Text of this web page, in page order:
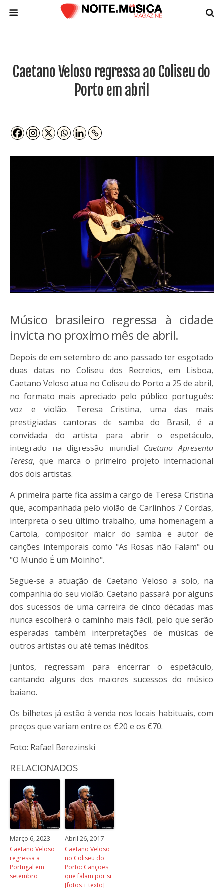
Caetano Veloso regressa ao Coliseu do
Porto em abril
Músico brasileiro regressa à cidade
invicta no proximo mês de abril.
Depois de em setembro do ano passado ter esgotado
duas datas no Coliseu dos Recreios, em Lisboa,
Caetano Veloso atua no Coliseu do Porto a 25 de abril,
no formato mais apreciado pelo público português:
voz e violão. Teresa Cristina, uma das mais
prestigiadas cantoras de samba do Brasil, é a
convidada do artista para abrir o espetáculo,
integrado na digressão mundial Caetano Apresenta
Teresa, que marca o primeiro projeto internacional
dos dois artistas.
A primeira parte fica assim a cargo de Teresa Cristina
que, acompanhada pelo violão de Carlinhos 7 Cordas,
interpreta o seu último trabalho, uma homenagem a
Cartola, compositor maior do samba e autor de
canções intemporais como "As Rosas não Falam" ou
"O Mundo É um Moinho".
Segue-se a atuação de Caetano Veloso a solo, na
companhia do seu violão. Caetano passará por alguns
dos sucessos de uma carreira de cinco décadas mas
nunca escolherá o caminho mais fácil, pelo que serão
esperadas também interpretações de músicas de
outros artistas ou até temas inéditos.
Juntos, regressam para encerrar o espetáculo,
cantando alguns dos maiores sucessos do músico
baiano.
Os bilhetes já estão à venda nos locais habituais, com
preços que variam entre os €20 e os €70.
Foto: Rafael Berezinski
RELACIONADOS
Março 6, 2023
Caetano Veloso
regressa a
Portugal em
setembro
Abril 26, 2017
Caetano Veloso
no Coliseu do
Porto: Canções
que falam por si
[fotos + texto]